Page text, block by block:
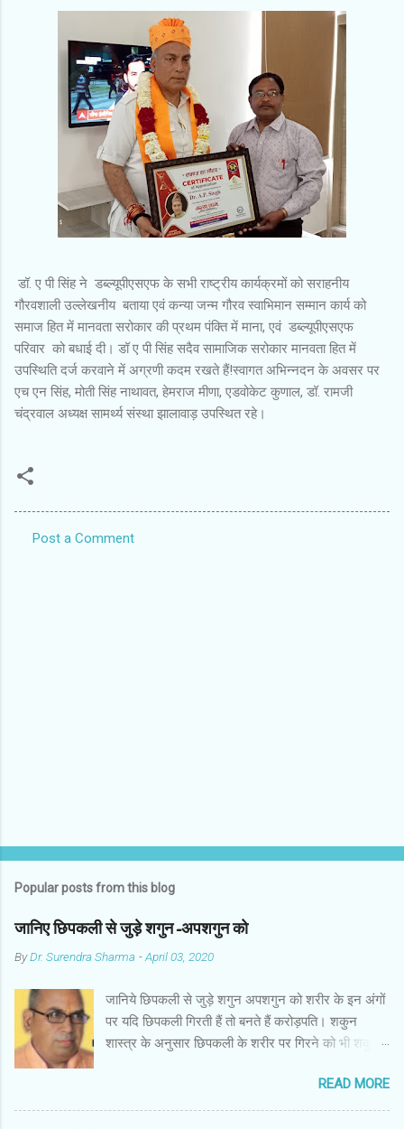
डॉ. ए पी सिंह ने डब्ल्यूपीएसएफ के सभी राष्ट्रीय कार्यक्रमों को सराहनीय
गौरवशाली उल्लेखनीय बताया एवं कन्या जन्म गौरव स्वाभिमान सम्मान कार्य को
समाज हित में मानवता सरोकार की प्रथम पंक्ति में माना, एवं डब्ल्यूपीएसएफ
परिवार को बधाई दी। डॉ ए पी सिंह सदैव सामाजिक सरोकार मानवता हित में
उपस्थिति दर्ज करवाने में अग्रणी कदम रखते हैं!स्वागत अभिन्नदन के अवसर पर
एच एन सिंह, मोती सिंह नाथावत, हेमराज मीणा, एडवोकेट कुणाल, डॉ. रामजी
चंद्रवाल अध्यक्ष सामर्थ्य संस्था झालावाड़ उपस्थित रहे।
Post a Comment
Popular posts from this blog
जानिए छिपकली से जुड़े शगुन-अपशगुन को
ByDr. Surendra Sharma -April 03, 2020
जानिये छिपकली से जुड़े शगुन अपशगुन को शरीर के इन अंगों
पर यदि छिपकली गिरती हैं तो बनते हैं करोड़पति। शकुन
शास्त्र के अनुसार छिपकली के शरीर पर गिरने को भी शकुन/
पाई जाती है, एक जंगली और एक घरेलू। छिपकली की जंगली
नस्ल को गिरगिट कहा जाता है जबकि घरों में पाई जाने वाली
READ MORE